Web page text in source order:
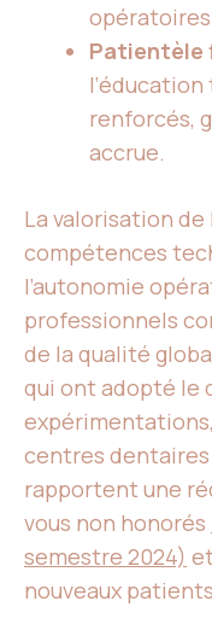
Patientèle
renforcés,
accrue.
La valorisation
compétences
l’autonomie
professionnels
de la qualité
qui ont adopté le
centres dentaires
rapportent une
vous non honorés
semestre 2024)
nouveaux